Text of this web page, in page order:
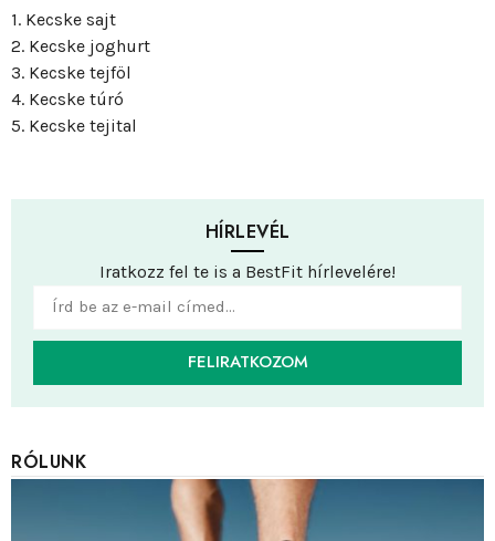
HÍRLEVÉL
Iratkozz fel te is a BestFit hírlevelére!
FELIRATKOZOM
1. Kecske sajt
2. Kecske joghurt
3. Kecske tejföl
4. Kecske túró
5. Kecske tejital
RÓLUNK